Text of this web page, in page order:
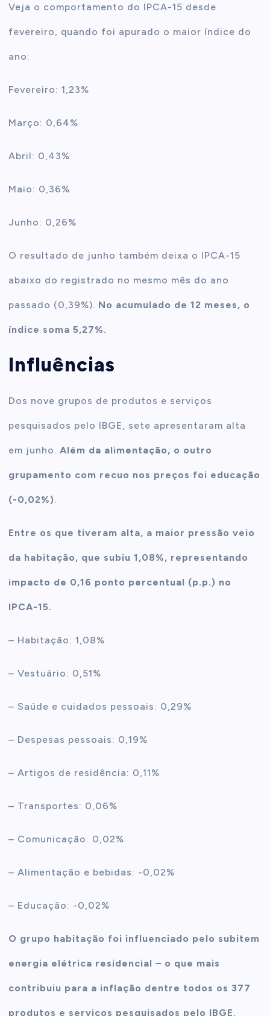
Veja o comportamento do IPCA-15 desde
fevereiro, quando foi apurado o maior índice do
ano:
Fevereiro: 1,23%
Março: 0,64%
Abril: 0,43%
Maio: 0,36%
Junho: 0,26%
O resultado de junho também deixa o IPCA-15
abaixo do registrado no mesmo mês do ano
passado (0,39%). No acumulado de 12 meses, o
índice soma 5,27%.
Influências
Dos nove grupos de produtos e serviços
pesquisados pelo IBGE, sete apresentaram alta
em junho.Além da alimentação, o outro
grupamento com recuo nos preços foi educação
(-0,02%).
Entre os que tiveram alta, a maior pressão veio
da habitação, que subiu 1,08%, representando
impacto de 0,16 ponto percentual (p.p.) no
IPCA-15.
– Habitação: 1,08%
– Vestuário: 0,51%
– Saúde e cuidados pessoais: 0,29%
– Despesas pessoais: 0,19%
– Artigos de residência: 0,11%
– Transportes: 0,06%
– Comunicação: 0,02%
– Alimentação e bebidas: -0,02%
– Educação: -0,02%
O grupo habitação foi influenciado pelo subitem
energia elétrica residencial – o que mais
contribuiu para a inflação dentre todos os 377
produtos e serviços pesquisados pelo IBGE.